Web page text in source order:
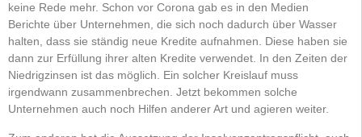
keine Rede mehr. Schon vor Corona gab es in den Medien
Berichte über Unternehmen, die sich noch dadurch über Wasser
halten, dass sie ständig neue Kredite aufnahmen. Diese haben sie
dann zur Erfüllung ihrer alten Kredite verwendet. In den Zeiten der
Niedrigzinsen ist das möglich. Ein solcher Kreislauf muss
irgendwann zusammenbrechen. Jetzt bekommen solche
Unternehmen auch noch Hilfen anderer Art und agieren weiter.